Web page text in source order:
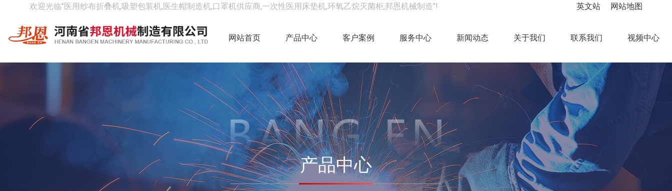
欢迎光临"医用纱布折叠机,吸塑包装机,医生帽制造机,口罩机供应商,一次性医用床垫机,环氧乙烷灭菌柜,邦恩机械制造"! 网站地图
英文站
网站首页 产品中心 客户案例 服务中心 新闻动态 关于我们 联系我们 视频中心
产品中心